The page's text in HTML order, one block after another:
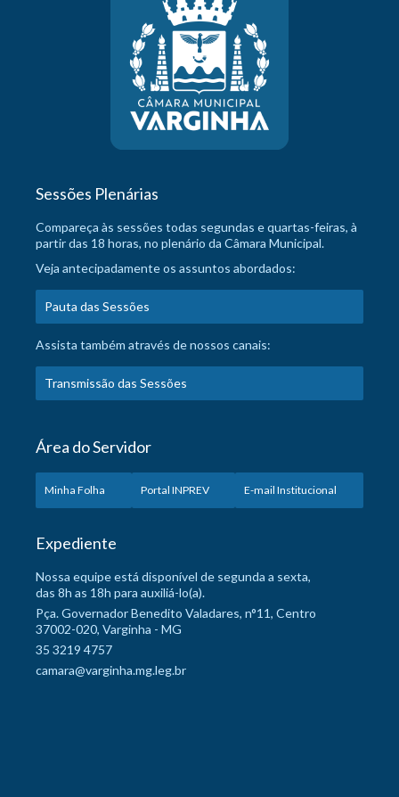
Sessões Plenárias
Compareça às sessões todas segundas e quartas-feiras, à
partir das 18 horas, no plenário da Câmara Municipal.
Veja antecipadamente os assuntos abordados:
Pauta das Sessões
Assista também através de nossos canais:
Transmissão das Sessões
Área do Servidor
Minha Folha Portal INPREV E-mail Institucional
Expediente
Nossa equipe está disponível de segunda a sexta,
das 8h as 18h para auxiliá-lo(a).
Pça. Governador Benedito Valadares, n°11, Centro
37002-020, Varginha - MG
35 3219 4757
camara@varginha.mg.leg.br